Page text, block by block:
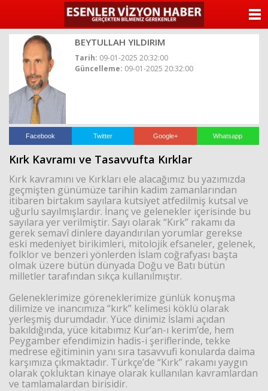
BEYTULLAH YILDIRIM
Tarih: 09-01-2025 20:32:00
Güncelleme: 09-01-2025 20:32:00
Facebook Twitter Google+ Whatsapp
Kırk Kavramı ve Tasavvufta Kırklar
Kırk kavramını ve Kırkları ele alacağımız bu yazımızda
geçmişten günümüze tarihin kadim zamanlarından
itibaren birtakım sayılara kutsiyet atfedilmiş kutsal ve
uğurlu sayılmışlardır. İnanç ve gelenekler içerisinde bu
sayılara yer verilmiştir. Sayı olarak “Kırk” rakamı da
gerek semavî dinlere dayandırılan yorumlar gerekse
eski medeniyet birikimleri, mitolojik efsaneler, gelenek,
folklor ve benzeri yönlerden İslam coğrafyası başta
olmak üzere bütün dünyada Doğu ve Batı bütün
milletler tarafından sıkça kullanılmıştır.
Geleneklerimize göreneklerimize günlük konuşma
dilimize ve inancımıza “kırk” kelimesi köklü olarak
yerleşmiş durumdadır. Yüce dinimiz İslami açıdan
bakıldığında, yüce kitabımız Kur’an-ı kerim’de, hem
Peygamber efendimizin hadis-i şeriflerinde, tekke
medrese eğitiminin yanı sıra tasavvufi konularda daima
karşımıza çıkmaktadır. Türkçe’de “Kırk” rakamı yaygın
olarak çokluktan kinaye olarak kullanılan kavramlardan
ve tamlamalardan birisidir.
ANASAYFA
YAZARLAR
VİDEO GALERİ
KÜNYE
İLETİŞİM